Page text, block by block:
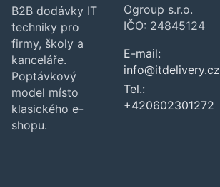
B2B dodávky IT
techniky pro
firmy, školy a
kanceláře.
Poptávkový
model místo
klasického e-
shopu.
Ogroup s.r.o.
IČO: 24845124
E-mail:
info@itdelivery.cz
Tel.:
+420602301272